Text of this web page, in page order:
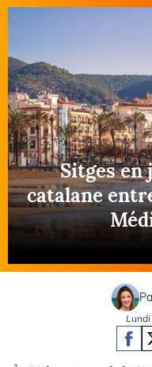
Sitges en
catalane